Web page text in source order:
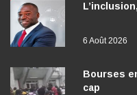
6 Août 2026
Bourses
cap